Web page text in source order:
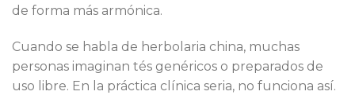
de forma más armónica.
Cuando se habla de herbolaria china, muchas
personas imaginan tés genéricos o preparados de
uso libre. En la práctica clínica seria, no funciona así.